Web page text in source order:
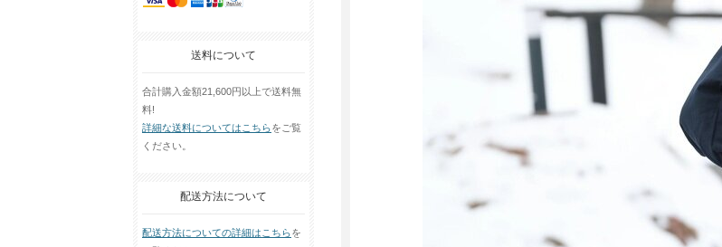
送料について
合計購入金額21,600円以上で送料無
料!
詳細な送料についてはこちらをご覧
ください。
配送方法について
配送方法についての詳細はこちらを